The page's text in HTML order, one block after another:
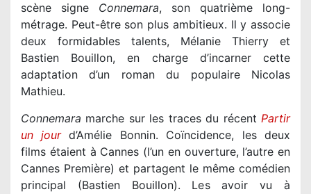
scène signe Connemara, son quatrième long-
métrage. Peut-être son plus ambitieux. Il y associe
deux formidables talents, Mélanie Thierry et
Bastien Bouillon, en charge d’incarner cette
adaptation d’un roman du populaire Nicolas
Mathieu.
Connemara marche sur les traces du récent Partir
un jour d’Amélie Bonnin. Coïncidence, les deux
films étaient à Cannes (l’un en ouverture, l’autre en
Cannes Première) et partagent le même comédien
principal (Bastien Bouillon). Les avoir vu à